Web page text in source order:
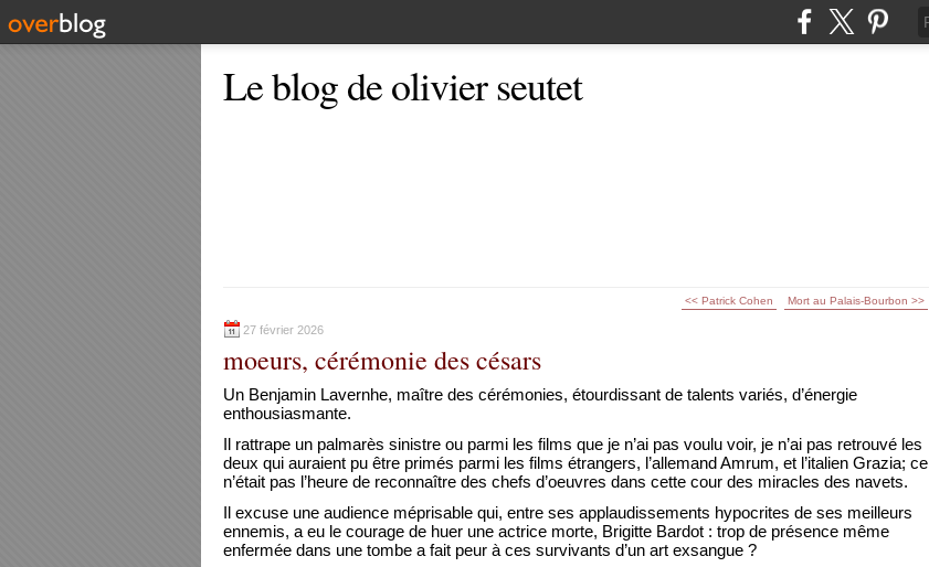
Le blog de olivier seutet
<< Patrick Cohen Mort au Palais-Bourbon >>
27 février 2026
moeurs, cérémonie des césars
Un Benjamin Lavernhe, maître des cérémonies, étourdissant de talents variés, d’énergie
enthousiasmante.
Il rattrape un palmarès sinistre ou parmi les films que je n’ai pas voulu voir, je n’ai pas retrouvé les
deux qui auraient pu être primés parmi les films étrangers, l’allemand Amrum, et l’italien Grazia; ce
n’était pas l’heure de reconnaître des chefs d’oeuvres dans cette cour des miracles des navets.
Il excuse une audience méprisable qui, entre ses applaudissements hypocrites de ses meilleurs
ennemis, a eu le courage de huer une actrice morte, Brigitte Bardot : trop de présence même
enfermée dans une tombe a fait peur à ces survivants d’un art exsangue ?